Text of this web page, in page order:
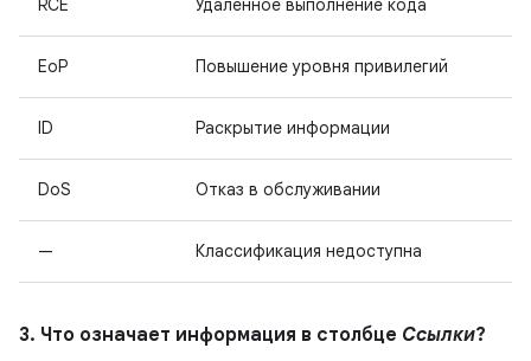
RCE Удаленное выполнение кода
EoP Повышение уровня привилегий
ID Раскрытие информации
DoS Отказ в обслуживании
— Классификация недоступна
3. Что означает информация в столбце Ссылки?